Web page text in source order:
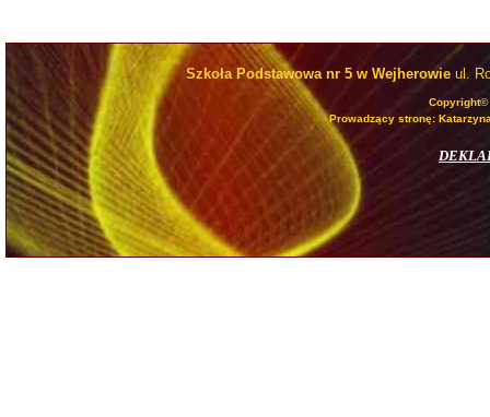
Szkoła Podstawowa nr 5 w Wejherowie ul.
Prowadzący stronę: